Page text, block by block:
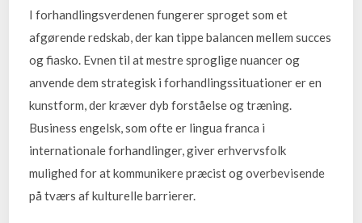
I forhandlingsverdenen fungerer sproget som et
afgørende redskab, der kan tippe balancen mellem succes
og fiasko. Evnen til at mestre sproglige nuancer og
anvende dem strategisk i forhandlingssituationer er en
kunstform, der kræver dyb forståelse og træning.
Business engelsk, som ofte er lingua franca i
internationale forhandlinger, giver erhvervsfolk
mulighed for at kommunikere præcist og overbevisende
på tværs af kulturelle barrierer.